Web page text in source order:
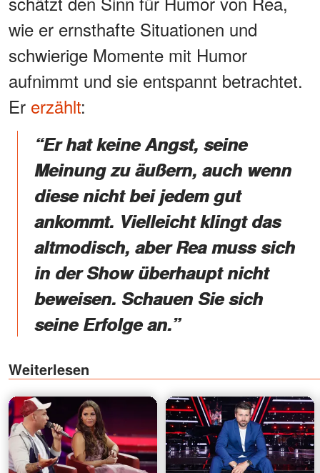
wie er ernsthafte Situationen und
schwierige Momente mit Humor
aufnimmt und sie entspannt betrachtet.
Er erzählt:
“Er hat keine Angst, seine
Meinung zu äußern, auch wenn
diese nicht bei jedem gut
ankommt. Vielleicht klingt das
altmodisch, aber Rea muss sich
in der Show überhaupt nicht
beweisen. Schauen Sie sich
seine Erfolge an.”
Weiterlesen